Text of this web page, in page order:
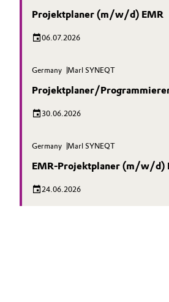
Projektplaner (m/w/d) EMR
06.07.2026
Germany Marl SYNEQT
Projektplaner/
30.06.2026
Germany Marl SYNEQT
EMR-Projektplaner (m/w/d)
24.06.2026